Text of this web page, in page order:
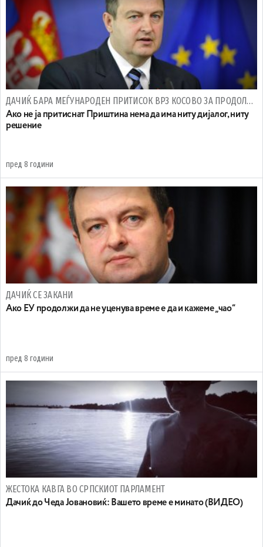
ДАЧИЌ БАРА МЕЃУНАРОДЕН ПРИТИСОК ВРЗ КОСОВО ЗА ПРОДОЛЖУВАЊЕ НА ДИЈАЛОГОТ
Ако не ја притиснат Приштина нема да има ниту дијалог, ниту
решение
пред 8 години
ДАЧИЌ СЕ ЗАКАНИ
Ако ЕУ продолжи да не уценува време е да и кажеме „чао“
пред 8 години
ЖЕСТОКА КАВГА ВО СРПСКИОТ ПАРЛАМЕНТ
Дачиќ до Чеда Јовановиќ: Вашето време е минато (ВИДЕО)